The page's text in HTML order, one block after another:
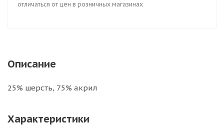
отличаться от цен в розничных магазинах
Описание
25% шерсть, 75% акрил
Характеристики